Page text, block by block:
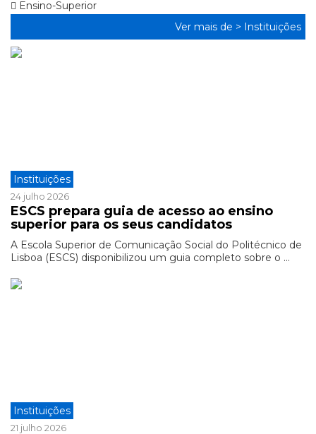
Ensino-Superior
Ver mais de > Instituições
Instituições
24 julho 2026
ESCS prepara guia de acesso ao ensino
superior para os seus candidatos
A Escola Superior de Comunicação Social do Politécnico de
Lisboa (ESCS) disponibilizou um guia completo sobre o ...
Instituições
21 julho 2026